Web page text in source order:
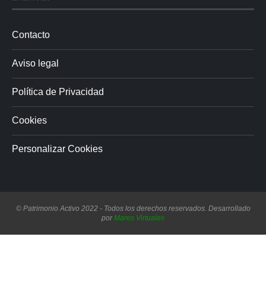
Contacto
Aviso legal
Política de Privacidad
Cookies
Personalizar Cookies
© Patrimonio Activo 2022 - Todos los derechos reservados. Desarrollado
porMares Virtuales